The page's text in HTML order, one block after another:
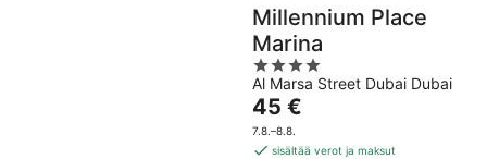
Millennium Place
Marina
4
out
of
5
Al Marsa Street Dubai Dubai
Hinta
on
45 €
45 €
7.8.–8.8.
sisältää verot ja maksut